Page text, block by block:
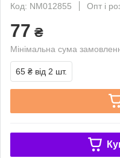
Код: NM012855
Опт і
77 ₴
Мінімальна сума
65 ₴ від 2 шт.